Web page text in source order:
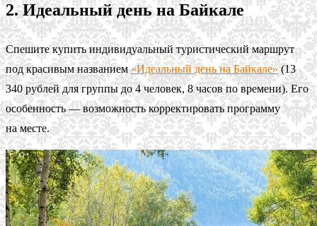
2. Идеальный день на Байкале
Спешите купить индивидуальный туристический маршрут
под красивым названием«Идеальный день на Байкале»(13
340 рублей для группы до 4 человек, 8 часов по времени). Его
особенность — возможность корректировать программу
на месте.